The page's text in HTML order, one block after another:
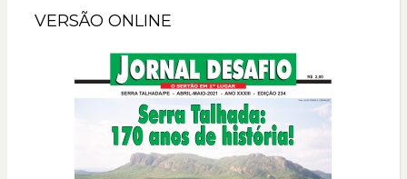
VERSÃO ONLINE